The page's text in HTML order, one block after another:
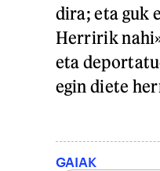
dira; eta guk
Herririk
eta
egin diete
GAIAK